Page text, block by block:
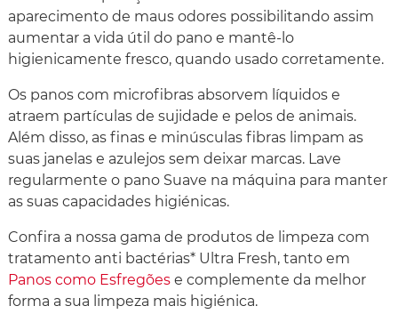
aparecimento de maus odores possibilitando assim
aumentar a vida útil do pano e mantê-lo
higienicamente fresco, quando usado corretamente.
Os panos com microfibras absorvem líquidos e
atraem partículas de sujidade e pelos de animais.
Além disso, as finas e minúsculas fibras limpam as
suas janelas e azulejos sem deixar marcas. Lave
regularmente o pano Suave na máquina para manter
as suas capacidades higiénicas.
Confira a nossa gama de produtos de limpeza com
tratamento anti bactérias* Ultra Fresh, tanto em
Panos como Esfregões e complemente da melhor
forma a sua limpeza mais higiénica.